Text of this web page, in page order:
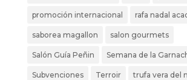
promoción internacional rafa nadal
saborea magallon salon gourmets
Salón Guía Peñin Semana de la
Subvenciones Terroir trufa vera del